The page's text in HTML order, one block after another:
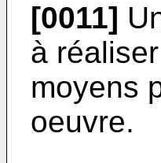
[0011]
à
moyens
oeuvre.